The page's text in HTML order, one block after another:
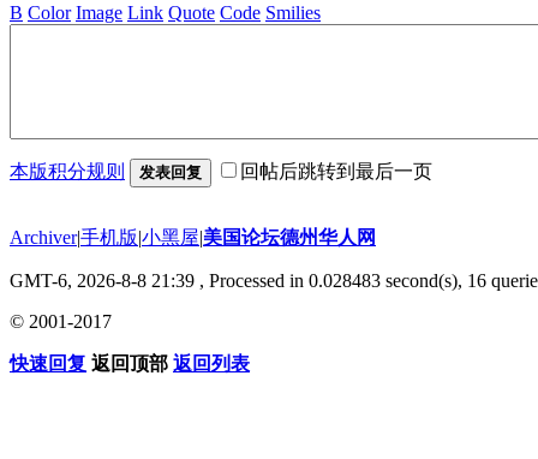
B Color Image Link Quote Code Smilies
本版积分规则 发表回复 回帖后跳转到最后一页
Archiver|手机版|小黑屋|美国论坛德州华人网
GMT-6, 2026-8-8 21:39 , Processed in 0.028483 second(s), 16
© 2001-2017
快速回复 返回顶部 返回列表